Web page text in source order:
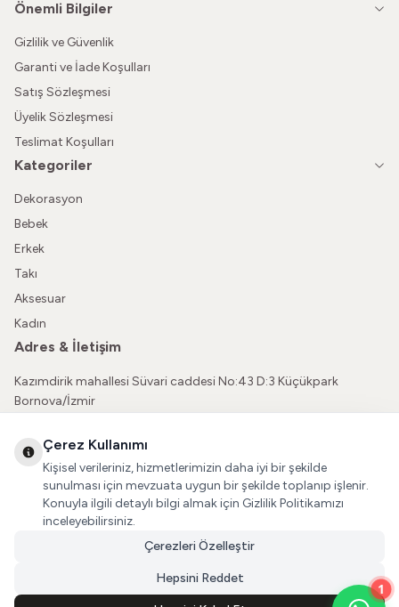
1
Önemli Bilgiler
Gizlilik ve Güvenlik
Garanti ve İade Koşulları
Satış Sözleşmesi
Üyelik Sözleşmesi
Teslimat Koşulları
Kategoriler
Dekorasyon
Bebek
Erkek
Takı
Aksesuar
Kadın
Adres & İletişim
Kazımdirik mahallesi Süvari caddesi No:43 D:3 Küçükpark
Bornova/İzmir
vatkaliguve@gmail.com
Sosyal Medya
İnstagram
Çerez Kullanımı
Kişisel verileriniz, hizmetlerimizin daha iyi bir şekilde
sunulması için mevzuata uygun bir şekilde toplanıp işlenir.
Konuyla ilgili detaylı bilgi almak için Gizlilik Politikamızı
inceleyebilirsiniz.
Çerezleri Özelleştir
Hepsini Reddet